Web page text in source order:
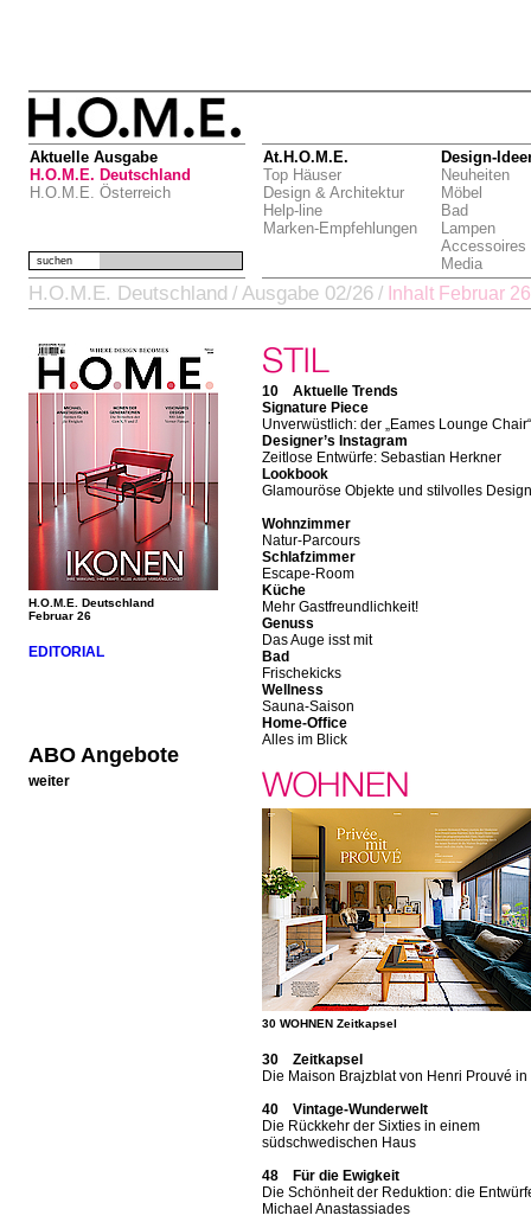
Aktuelle Ausgabe
H.O.M.E. Deutschland
H.O.M.E. Österreich
At.H.O.M.E.
Top Häuser
Design & Architektur
Help-line
Marken-Empfehlungen
Design-
Neuheiten
Möbel
Bad
Lampen
Accessoires
Media
suchen
H.O.M.E. Deutschland / Ausgabe 02/26 / Inhalt Februar 26
H.O.M.E. Deutschland
Februar 26
EDITORIAL
ABO Angebote
weiter
10 Aktuelle Trends
Signature Piece
Unverwüstlich: der „Eames Lounge
Designer’s Instagram
Zeitlose Entwürfe: Sebastian Herkner
Lookbook
Glamouröse Objekte und stilvolles Design
Wohnzimmer
Natur-Parcours
Schlafzimmer
Escape-Room
Küche
Mehr Gastfreundlichkeit!
Genuss
Das Auge isst mit
Bad
Frischekicks
Wellness
Sauna-Saison
Home-Office
Alles im Blick
30 WOHNEN Zeitkapsel
30 Zeitkapsel
Die Maison Brajzblat von Henri Prouvé in
40 Vintage-Wunderwelt
Die Rückkehr der Sixties in einem
südschwedischen Haus
48 Für die Ewigkeit
Die Schönheit der Reduktion: die
Michael Anastassiades